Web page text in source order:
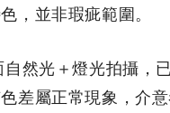
，並非瑕疵範圍。
然光＋燈光拍攝，
差屬正常現象，介意